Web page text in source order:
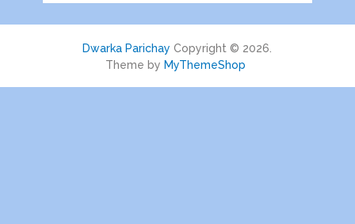
Dwarka Parichay Copyright © 2026.
Theme byMyThemeShop